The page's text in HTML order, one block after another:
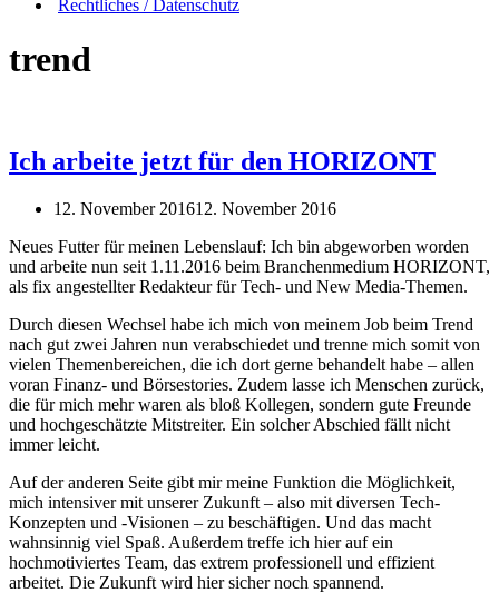
Rechtliches / Datenschutz
trend
Ich arbeite jetzt für den HORIZONT
12. November 201612. November 2016
Neues Futter für meinen Lebenslauf: Ich bin abgeworben worden
und arbeite nun seit 1.11.2016 beim Branchenmedium HORIZONT,
als fix angestellter Redakteur für Tech- und New Media-Themen.
Durch diesen Wechsel habe ich mich von meinem Job beim Trend
nach gut zwei Jahren nun verabschiedet und trenne mich somit von
vielen Themenbereichen, die ich dort gerne behandelt habe – allen
voran Finanz- und Börsestories. Zudem lasse ich Menschen zurück,
die für mich mehr waren als bloß Kollegen, sondern gute Freunde
und hochgeschätzte Mitstreiter. Ein solcher Abschied fällt nicht
immer leicht.
Auf der anderen Seite gibt mir meine Funktion die Möglichkeit,
mich intensiver mit unserer Zukunft – also mit diversen Tech-
Konzepten und -Visionen – zu beschäftigen. Und das macht
wahnsinnig viel Spaß. Außerdem treffe ich hier auf ein
hochmotiviertes Team, das extrem professionell und effizient
arbeitet. Die Zukunft wird hier sicher noch spannend.